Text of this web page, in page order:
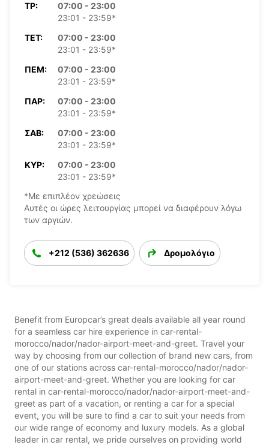
ΤΡ:
07:00 - 23:00
23:01 - 23:59*
ΤΕΤ:
07:00 - 23:00
23:01 - 23:59*
ΠΈΜ:
07:00 - 23:00
23:01 - 23:59*
ΠΑΡ:
07:00 - 23:00
23:01 - 23:59*
ΣΆΒ:
07:00 - 23:00
23:01 - 23:59*
ΚΥΡ:
07:00 - 23:00
23:01 - 23:59*
*Με επιπλέον χρεώσεις
Αυτές οι ώρες λειτουργίας μπορεί να διαφέρουν λόγω
των αργιών.
+212 (536) 362636 Δρομολόγιο
Benefit from Europcar’s great deals available all year round
for a seamless car hire experience in car-rental-
morocco/nador/nador-airport-meet-and-greet. Travel your
way by choosing from our collection of brand new cars, from
one of our stations across car-rental-morocco/nador/nador-
airport-meet-and-greet. Whether you are looking for car
rental in car-rental-morocco/nador/nador-airport-meet-and-
greet as part of a vacation, or renting a car for a special
event, you will be sure to find a car to suit your needs from
our wide range of economy and luxury models. As a global
leader in car rental, we pride ourselves on providing world